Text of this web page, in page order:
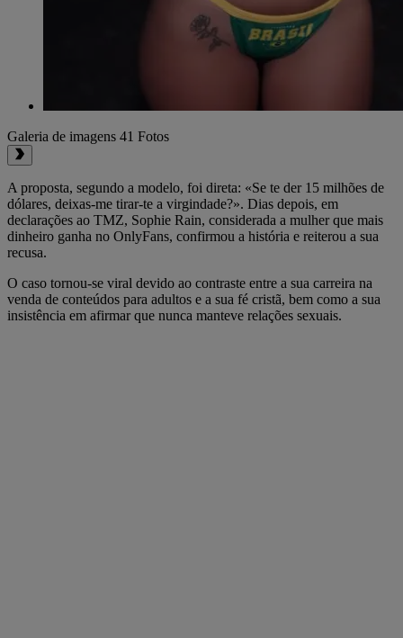
Galeria de imagens 41 Fotos
A proposta, segundo a modelo, foi direta: «Se te der 15 milhões de
dólares, deixas-me tirar-te a virgindade?». Dias depois, em
declarações ao TMZ, Sophie Rain, considerada a mulher que mais
dinheiro ganha no OnlyFans, confirmou a história e reiterou a sua
recusa.
O caso tornou-se viral devido ao contraste entre a sua carreira na
venda de conteúdos para adultos e a sua fé cristã, bem como a sua
insistência em afirmar que nunca manteve relações sexuais.